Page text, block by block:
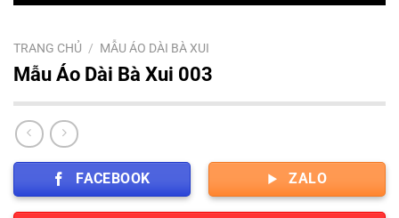
TRANG CHỦ / MẪU ÁO DÀI BÀ XUI
Mẫu Áo Dài Bà Xui 003
FACEBOOK ZALO